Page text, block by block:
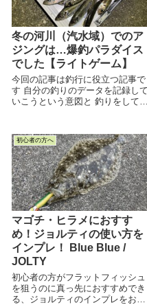
冬の河川（汽水域）でのア
ジングは…爆釣パラダイス
でした【ライトゲーム】
今回の記事は釣行に役立つ記事で
す 自分の釣りのデータを記録して
いこうという意図と 釣りをしてき
意図 両方の意図があってこの記事
を書...
初心者の方へ
マゴチ・ヒラメにおすす
め！ジョルティの使い方を
インプレ！ Blue Blue /
JOLTY
初心者の方がフラットフィッシュ
を狙うのに真っ先におすすめでき
る、ジョルティのインプレをお届